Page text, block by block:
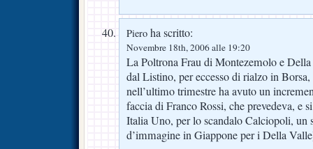
Piero ha scritto:
Novembre 18th, 2006 alle 19:20
La Poltrona Frau di Montezemolo e Della
dal Listino, per eccesso di rialzo in
nell’ultimo trimestre ha avuto un
faccia di Franco Rossi, che prevedeva, e
Italia Uno, per lo scandalo Calciopoli, un
d’immagine in Giappone per i Della